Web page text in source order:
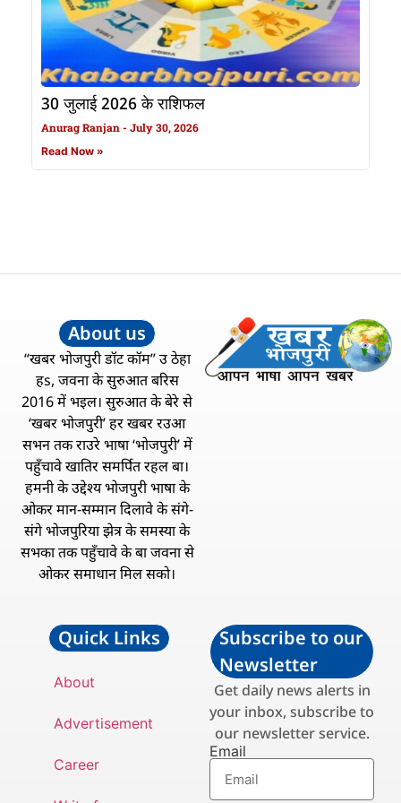
30 जुलाई 2026 के राशिफल
Anurag Ranjan July 30, 2026
Read Now »
About us
“खबर भोजपुरी डॉट कॉम” उ ठेहा
हs, जवना के सुरुआत बरिस
2016 में भइल। सुरुआत के बेरे से
‘खबर भोजपुरी’ हर खबर रउआ
सभन तक राउरे भाषा ‘भोजपुरी’ में
पहुँचावे खातिर समर्पित रहल बा।
हमनी के उद्देश्य भोजपुरी भाषा के
ओकर मान-सम्मान दिलावे के संगे-
संगे भोजपुरिया झेत्र के समस्या के
सभका तक पहुँचावे के बा जवना से
ओकर समाधान मिल सको।
Quick Links
About
Advertisement
Career
Subscribe to our
Newsletter
Get daily news alerts in
your inbox, subscribe to
our newsletter service.
Email